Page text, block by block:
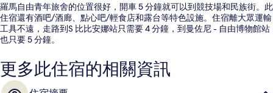
羅馬自由青年旅舍的位置很好，開車 5 分鐘就可以到競技場和民族街。此
住宿還有酒吧/酒廊、點心吧/輕食店和露台等特色設施。住宿離大眾運輸
工具不遠，走路到S 比比安娜站只需要 4 分鐘，到曼佐尼 - 自由博物館站
也只要 5 分鐘。
更多此住宿的相關資訊